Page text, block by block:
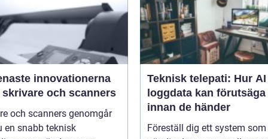
innovationerna
och scanners
och scanners genomgår
en snabb teknisk
Teknisk telepati: Hur
loggdata kan förutsäga
innan de händer
Föreställ dig ett system som